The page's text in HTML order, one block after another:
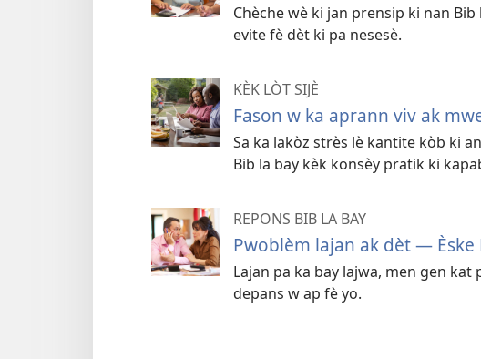
Chèche wè ki jan prensip ki nan
evite fè dèt ki pa nesesè.
KÈK LÒT SIJÈ
Fason w ka aprann viv ak
Sa ka lakòz strès lè kantite kòb ki
Bib la bay kèk konsèy pratik ki
REPONS BIB LA BAY
Pwoblèm lajan ak dèt — Èske
Lajan pa ka bay lajwa, men gen
depans w ap fè yo.